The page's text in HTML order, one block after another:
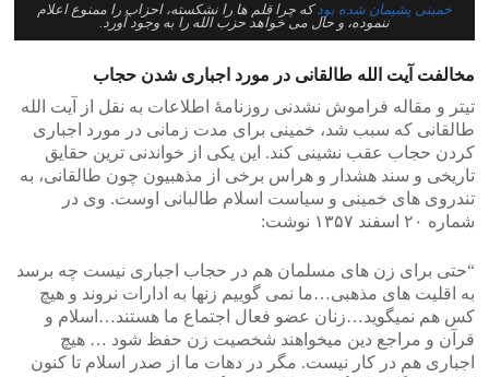
خمینی پشیمان شده بود که چرا قلم ها را نشکسته، احزاب را ممنوع اعلام
ننموده، و حال می خواهد حزب الله را به وجود آورد.
مخالفت آیت الله طالقانی در مورد اجباری شدن حجاب
تیتر و مقاله فراموش نشدنی روزنامهٔ اطلاعات به نقل از آیت الله
طالقانی که سبب شد، خمینی برای مدت زمانی در مورد اجباری
کردن حجاب عقب نشینی کند. این یکی از خواندنی ترین حقایق
تاریخی و سند هشدار و هراس برخی از مذهبیون چون طالقانی، به
تندروی های خمینی و سیاست اسلام طالبانی اوست. وی در
شماره ۲۰ اسفند ۱۳۵۷ نوشت:
“حتی برای زن های مسلمان هم در حجاب اجباری نیست چه برسد
به اقلیت های مذهبی…ما نمی گوییم زنها به ادارات نروند و هیچ
کس هم نمیگوید…زنان عضو فعال اجتماع ما هستند…اسلام و
قرآن و مراجع دین میخواهند شخصیت زن حفظ شود … هیچ
اجباری هم در کار نیست. مگر در دهات ما از صدر اسلام تا کنون